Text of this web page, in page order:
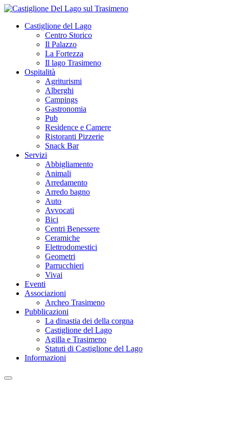
Castiglione del Lago
Centro Storico
Il Palazzo
La Fortezza
Il lago Trasimeno
Ospitalità
Agriturismi
Alberghi
Campings
Gastronomia
Pub
Residence e Camere
Ristoranti Pizzerie
Snack Bar
Servizi
Abbigliamento
Animali
Arredamento
Arredo bagno
Auto
Avvocati
Bici
Centri Benessere
Ceramiche
Elettrodomestici
Geometri
Parrucchieri
Vivai
Eventi
Associazioni
Archeo Trasimeno
Pubblicazioni
La dinastia dei della corgna
Castiglione del Lago
Agilla e Trasimeno
Statuti di Castiglione del Lago
Informazioni